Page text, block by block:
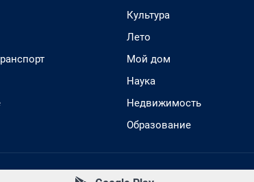
Культура
Лето
Мой дом
Наука
Недвижимость
Образование